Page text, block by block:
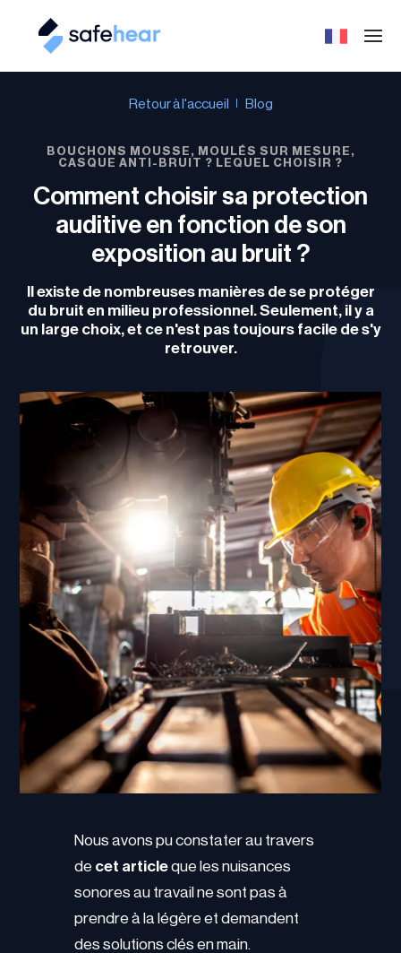
Retour à l'accueil Blog
BOUCHONS MOUSSE, MOULÉS SUR MESURE,
CASQUE ANTI-BRUIT ? LEQUEL CHOISIR ?
Comment choisir sa protection
auditive en fonction de son
exposition au bruit ?
Il existe de nombreuses manières de se protéger
du bruit en milieu professionnel. Seulement, il y a
un large choix, et ce n'est pas toujours facile de s'y
retrouver.
Nous avons pu constater au travers
de cet articleque les nuisances
sonores au travail ne sont pas à
prendre à la légère et demandent
des solutions clés en main.